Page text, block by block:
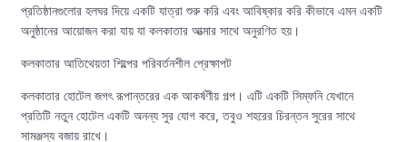
প্রতিষ্ঠানগুলোর হলঘর দিয়ে একটি যাত্রা শুরু করি এবং আবিষ্কার করি কীভাবে এমন একটি
অনুষ্ঠানের আয়োজন করা যায় যা কলকাতার আত্মার সাথে অনুরণিত হয়।
কলকাতার আতিথেয়তা শিল্পের পরিবর্তনশীল প্রেক্ষাপট
কলকাতার হোটেল জগৎ রূপান্তরের এক আকর্ষণীয় গল্প। এটি একটি সিম্ফনি যেখানে
প্রতিটি নতুন হোটেল একটি অনন্য সুর যোগ করে, তবুও শহরের চিরন্তন সুরের সাথে
সামঞ্জস্য বজায় রাখে।